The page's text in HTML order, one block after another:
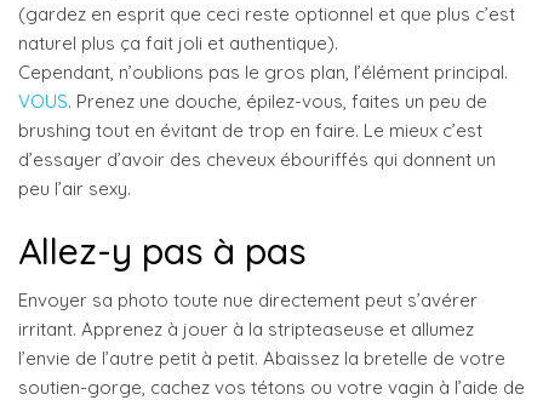
(gardez en esprit que ceci reste optionnel et que plus c’est
naturel plus ça fait joli et authentique).
Cependant, n’oublions pas le gros plan, l’élément principal.
VOUS. Prenez une douche, épilez-vous, faites un peu de
brushing tout en évitant de trop en faire. Le mieux c’est
d’essayer d’avoir des cheveux ébouriffés qui donnent un
peu l’air sexy.
Allez-y pas à pas
Envoyer sa photo toute nue directement peut s’avérer
irritant. Apprenez à jouer à la stripteaseuse et allumez
l’envie de l’autre petit à petit. Abaissez la bretelle de votre
soutien-gorge, cachez vos tétons ou votre vagin à l’aide de